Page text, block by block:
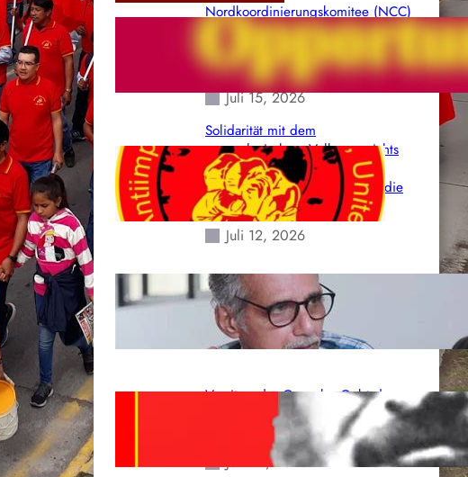
Nordkoordinierungskomitee (NCC)
der Kommunistischen Partei Indiens
(Maoistisch): Postmoderner
Opportunismus
Juli 15, 2026
Solidarität mit dem
venezolanischem Volk angesichts
der verlorenen Leben und der
katastrophalen Situation durch die
Erdbeben des 24. Juni!
Juli 12, 2026
Indien: „Die Politik der
Kapitulation“ von K. Murali (Ajith)
Juli 1, 2026
Vorsitzender Gonzalo: Gebt das
Leben für die Partei und die
Juni 19, 2026